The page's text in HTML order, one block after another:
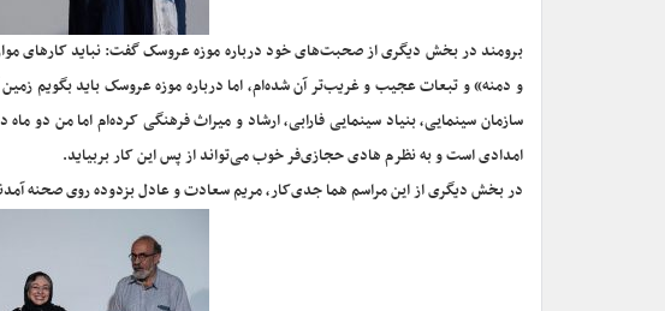
برومند در بخش دیگری از صحبت‌های خود درباره موزه عروسک گفت: نباید کارهای
و دمنه» و تبعات عجیب و غریب‌تر آن شده‌ام، اما درباره موزه عروسک باید بگویم
سازمان سینمایی، بنیاد سینمایی فارابی، ارشاد و میراث فرهنگی کرده‌ام اما من دو
امدادی است و به نظرم هادی حجازی‌فر خوب می‌تواند از پس این کار بربیاید.
در بخش دیگری از این مراسم هما جدی‌کار، مریم سعادت و عادل بزدوده روی صحنه